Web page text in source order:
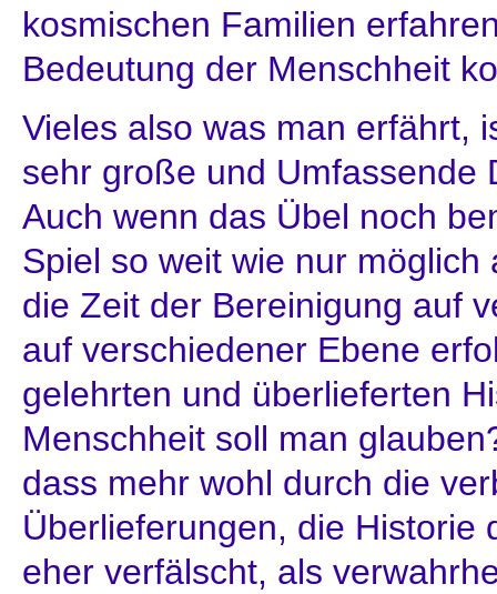
kosmischen Familien
Bedeutung der Menschheit
Vieles also was man erfährt,
sehr große und Umfassende
Auch wenn das Übel noch
Spiel so weit wie nur
die Zeit der Bereinigung auf
auf verschiedener Ebene
gelehrten und überlieferten
Menschheit soll man
dass mehr wohl durch die
Überlieferungen, die Historie
eher verfälscht, als